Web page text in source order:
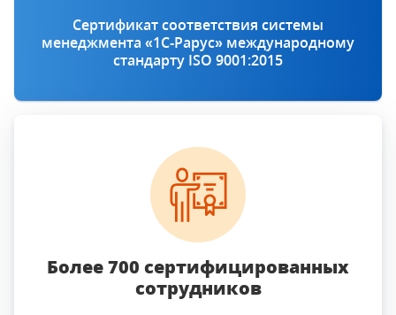
Сертификат соответствия системы
менеджмента «1С‑Рарус» международному
стандарту ISO 9001:2015
Более 700 сертифицированных
сотрудников